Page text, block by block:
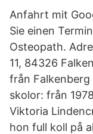
Anfahrt mit
Sie einen
Osteopath.
11, 84326
från
skolor: från
Viktoria
hon full koll på